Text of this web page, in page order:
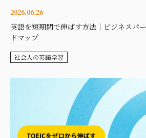
2026.06.26
英語を短期間で伸ばす方法｜ビジネスパ
ドマップ
社会人の英語学習